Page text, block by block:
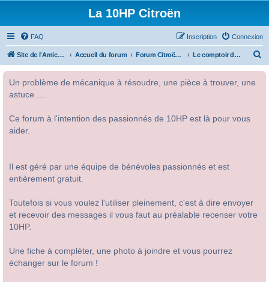
La 10HP Citroën
FAQ Connexion
Inscription
Site de l'Amicale Citroën 10HP Accueil du forum Forum Citroën 10HP Le comptoir de la 10HP
Un problème de mécanique à résoudre, une pièce à trouver, une
astuce ....
Ce forum à l'intention des passionnés de 10HP est là pour vous
aider.
Il est géré par une équipe de bénévoles passionnés et est
entièrement gratuit.
Toutefois si vous voulez l'utiliser pleinement, c'est à dire envoyer
et recevoir des messages il vous faut au préalable recenser votre
10HP.
Une fiche à compléter, une photo à joindre et vous pourrez
échanger sur le forum !